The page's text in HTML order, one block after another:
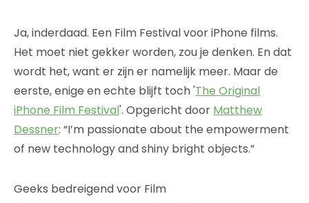
Ja, inderdaad. Een Film Festival voor iPhone films.
Het moet niet gekker worden, zou je denken. En dat
wordt het, want er zijn er namelijk meer. Maar de
eerste, enige en echte blijft toch 'The Original
iPhone Film Festival'. Opgericht door Matthew
Dessner: “I’m passionate about the empowerment
of new technology and shiny bright objects.”
Geeks bedreigend voor Film